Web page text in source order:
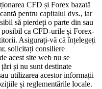
CFD și Forex bazată
pentru capitalul dvs., iar
să pierdeți o parte din sau
ca CFD-urile și Forex-
Asigurați-vă că înțelegeți
solicitați consiliere
acest site web nu se
și nu sunt destinate
utilizarea acestor informații
și reglementările locale.